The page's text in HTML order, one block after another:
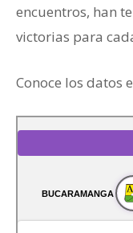
encuentros, han
victorias para
Conoce los datos